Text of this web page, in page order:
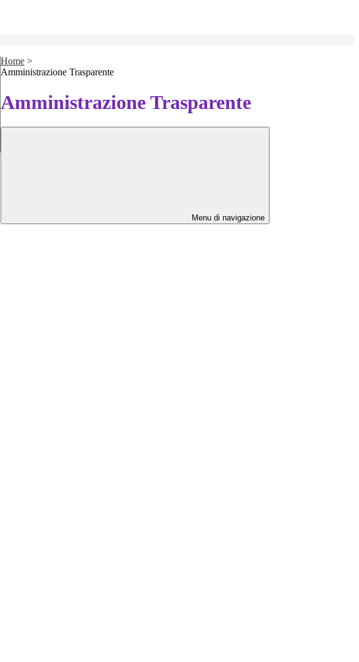
Home >
Amministrazione Trasparente
Amministrazione Trasparente
Menu di navigazione